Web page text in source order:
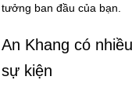
tưởng ban đầu của bạn.
An Khang có
sự kiện